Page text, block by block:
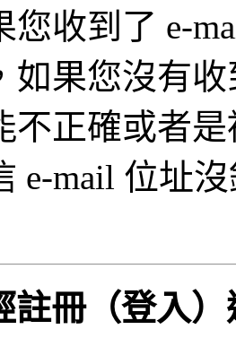
您收到了 e-
如果您沒有
不正確或者
e-mail 位址
註冊（登入